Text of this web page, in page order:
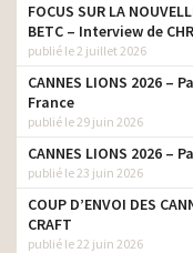
FOCUS SUR LA
BETC – Interview de
publié le 2 juillet 2026
CANNES LIONS 2026 –
France
publié le 29 juin 2026
CANNES LIONS 2026
publié le 23 juin 2026
COUP D’ENVOI DES
CRAFT
publié le 22 juin 2026